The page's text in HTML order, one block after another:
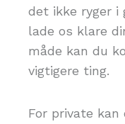
det ikke ryger i
lade os klare
måde kan du
vigtigere ting.
For private